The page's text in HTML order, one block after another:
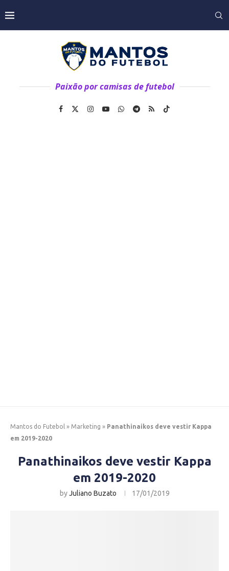
Paixão por camisas de futebol
Mantos do Futebol » Marketing » Panathinaikos deve vestir Kappa
em 2019-2020
Panathinaikos deve vestir Kappa
em 2019-2020
byJuliano Buzato 17/01/2019